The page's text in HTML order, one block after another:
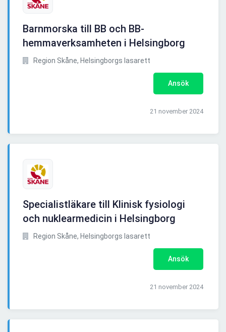
Barnmorska till BB och BB-
hemmaverksamheten i Helsingborg
Region Skåne, Helsingborgs lasarett
Ansök
21 november 2024
Specialistläkare till Klinisk fysiologi
och nuklearmedicin i Helsingborg
Region Skåne, Helsingborgs lasarett
Ansök
21 november 2024